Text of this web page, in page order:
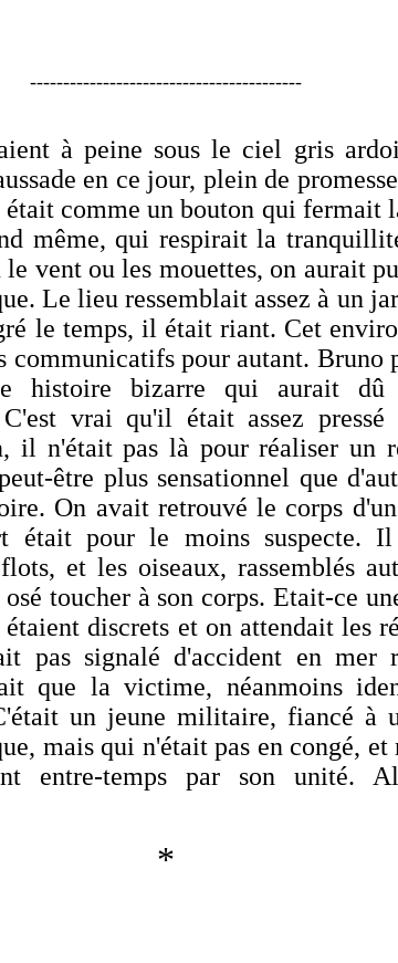
-----------------------------------------
à peine sous le ciel gris
en ce jour, plein de
comme un bouton qui fermait
même, qui respirait la
vent ou les mouettes, on aurait
Le lieu ressemblait assez à un
le temps, il était riant. Cet
communicatifs pour autant.
histoire bizarre qui aurait dû
C'est vrai qu'il était assez
il n'était pas là pour réaliser un
être plus sensationnel que
On avait retrouvé le corps
pour le moins suspecte. Il
et les oiseaux, rassemblés
osé toucher à son corps. Etait-ce
discrets et on attendait les
pas signalé d'accident en mer
que la victime, néanmoins
un jeune militaire, fiancé à
mais qui n'était pas en congé,
entre-temps par son unité.
*